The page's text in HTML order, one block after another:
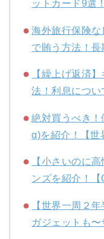
ットカード9選！
海外旅行保険
で賄う方法！長
【繰上げ返済
法！利息につい
絶対買うべき！
α)を紹介！【世
【小さいのに
ンズを紹介！【
【世界一周２
ガジェットも